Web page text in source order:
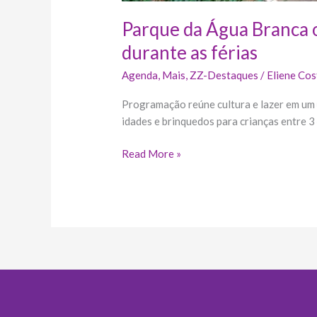
Parque da Água
durante as férias
Agenda, Mais, ZZ-Destaques / Eliene
Programação reúne cultura e lazer em
idades e brinquedos para crianças entre 3
Read More »